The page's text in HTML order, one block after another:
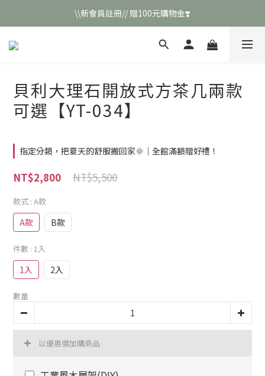
\\新會員註冊// 贈100元購物金❣️
\\新會員註冊// 贈100元購物金❣️
LINE好友招募\\ 回答數字 領取50元折扣碼 //
貝利大理石開放式方茶几兩款
可選【YT-034】
指定分類，把夏天的舒服搬回家🌞｜全館滿額贈好禮！
NT$5,500
NT$2,800
款式 : A款
A款 B款
件數 : 1入
1入 2入
數量
以優惠價加購商品